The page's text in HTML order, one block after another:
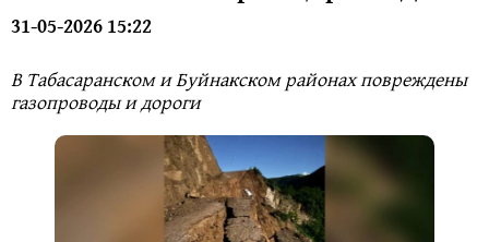
31-05-2026 15:22
В Табасаранском и Буйнакском районах повреждены
газопроводы и дороги